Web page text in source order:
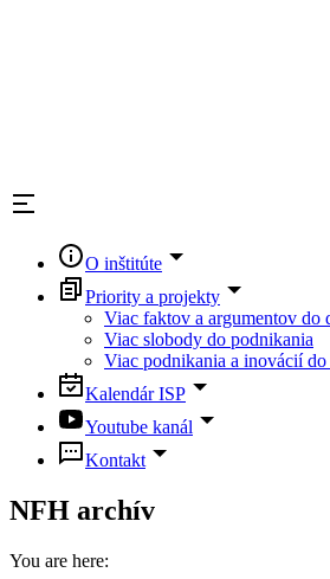
O inštitúte
Priority a projekty
Viac faktov a argumentov do
Viac slobody do podnikania
Viac podnikania a inovácií do
Kalendár ISP
Youtube kanál
Kontakt
NFH archív
You are here: